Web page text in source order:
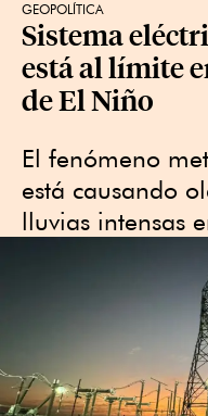
GEOPOLÍTICA
Sistema
está al límite
de El Niño
El fenómeno
está causando
lluvias intensas